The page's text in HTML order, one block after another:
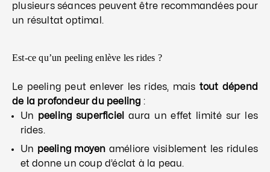
plusieurs séances peuvent être recommandées pour
un résultat optimal.
Est-ce qu’un peeling enlève les rides ?
Le peeling peut enlever les rides, mais tout dépend
de la profondeur du peeling :
Un peeling superficiel aura un effet limité sur les
rides.
Un peeling moyen améliore visiblement les ridules
et donne un coup d’éclat à la peau.